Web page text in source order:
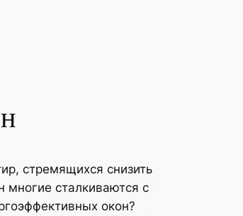
стремящихся снизить
многие сталкиваются с
окон?